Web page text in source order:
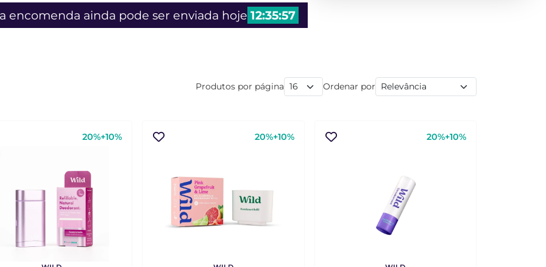
encomenda ainda pode ser enviada hoje 12:35:56
Produtos por página Ordenar por
20%+10% 20%+10% 20%+10%